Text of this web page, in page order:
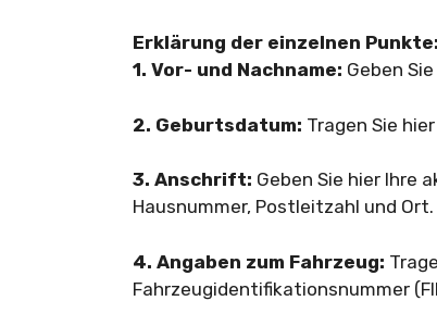
Erklärung der einzelnen Punkte:
1. Vor- und Nachname: Geben
2. Geburtsdatum: Tragen Sie
3. Anschrift: Geben Sie hier Ihre
Hausnummer, Postleitzahl und Ort.
4. Angaben zum Fahrzeug:
Fahrzeugidentifikationsnummer